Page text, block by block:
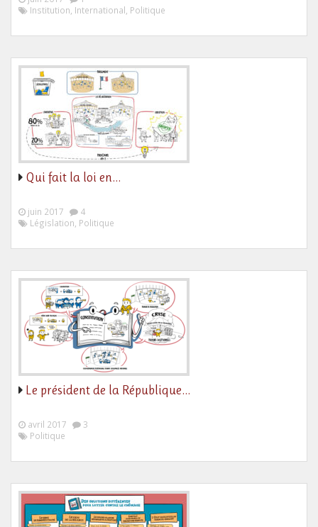
Institution, International, Politique
Qui fait la loi en…
juin 2017
4
Législation, Politique
Le président de la République…
avril 2017
3
Politique